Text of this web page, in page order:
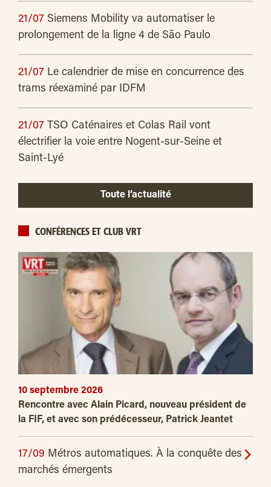
21/07 Siemens Mobility va automatiser le
prolongement de la ligne 4 de São Paulo
21/07 Le calendrier de mise en concurrence des
trams réexaminé par IDFM
21/07 TSO Caténaires et Colas Rail vont
électrifier la voie entre Nogent-sur-Seine et
Saint-Lyé
Toute l’actualité
CONFÉRENCES ET CLUB VRT
10 septembre 2026
Rencontre avec Alain Picard, nouveau président de
la FIF, et avec son prédécesseur, Patrick Jeantet
17/09 Métros automatiques. À la conquête des
marchés émergents